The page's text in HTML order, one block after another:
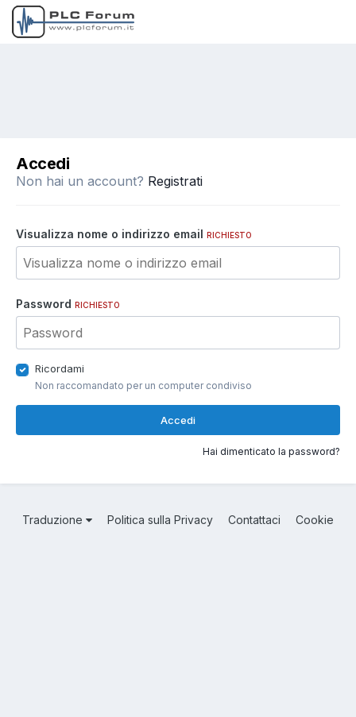
Accedi
Non hai un account? Registrati
Visualizza nome o indirizzo email RICHIESTO
Password RICHIESTO
Ricordami
Non raccomandato per un computer condiviso
Accedi
Hai dimenticato la password?
Traduzione Politica sulla Privacy Contattaci Cookie